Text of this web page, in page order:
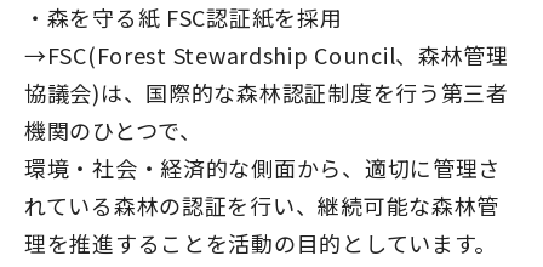
・森を守る紙 FSC認証紙を採用
→FSC(Forest Stewardship Council、森林管理
協議会)は、国際的な森林認証制度を行う第三者
機関のひとつで、
環境・社会・経済的な側面から、適切に管理さ
れている森林の認証を行い、継続可能な森林管
理を推進することを活動の目的としています。